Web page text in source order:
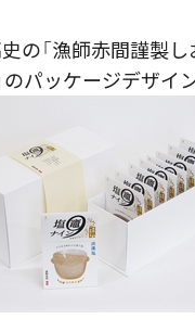
の「漁師赤間謹製
のパッケージデザイ